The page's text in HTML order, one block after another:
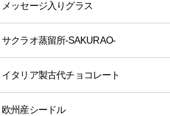
メッセージ入りグラス
サクラオ蒸留所-SAKURAO-
イタリア製古代チョコレート
欧州産シードル